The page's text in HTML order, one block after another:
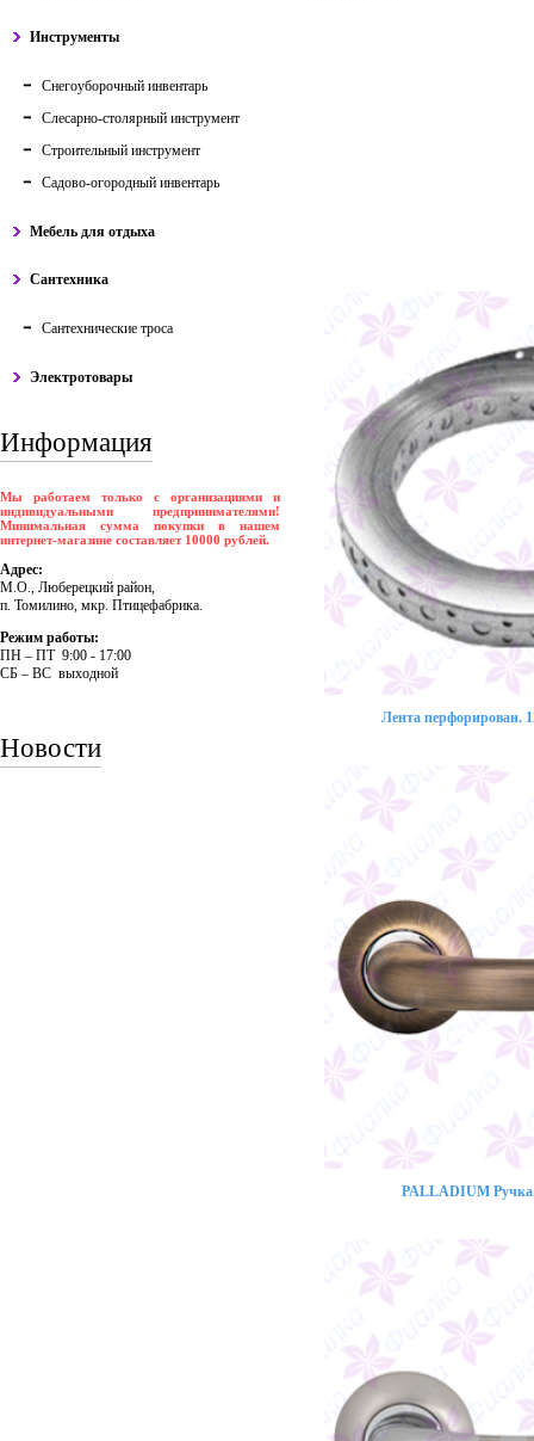
Инструменты
Снегоуборочный инвентарь
Слесарно-столярный инструмент
Строительный инструмент
Садово-огородный инвентарь
Мебель для отдыха
Сантехника
Сантехнические троса
Электротовары
Информация
Мы работаем только с организациями и
индивидуальными предпринимателями!
Минимальная сумма покупки в нашем
интернет-магазине составляет 10000 рублей.
Адрес:
М.О., Люберецкий район,
п. Томилино, мкр. Птицефабрика.
Режим работы:
ПH – ПT 9:00 - 17:00
CБ – BC выходной
Новости
Лента перфорирован.
PALLADIUM Ручка